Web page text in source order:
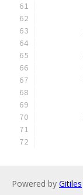
Powered by Gitiles